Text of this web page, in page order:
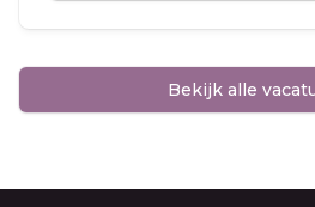
Bekijk alle